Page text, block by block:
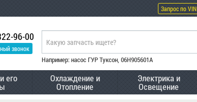
Запрос по VIN
96-00
звонок
Например: насос ГУР Туксон, 06H905601A
его Охлаждение и
Отопление
Электрика и
Освещение